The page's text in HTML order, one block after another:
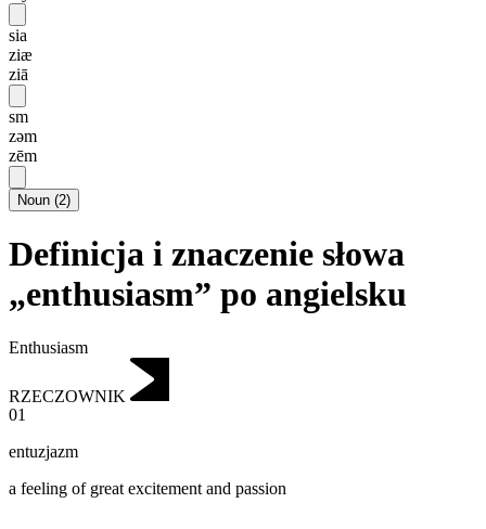
sia
ziæ
ziā
sm
zəm
zēm
Noun (2)
Definicja i znaczenie słowa
„enthusiasm” po angielsku
Enthusiasm
RZECZOWNIK
01
entuzjazm
a feeling of great excitement and passion